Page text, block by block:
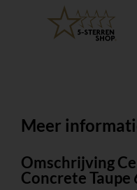
Meer
Omschrijving
Concrete